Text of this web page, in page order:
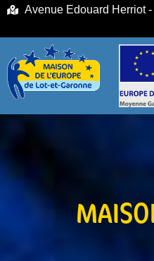
principalAvenue Edouard Herriot